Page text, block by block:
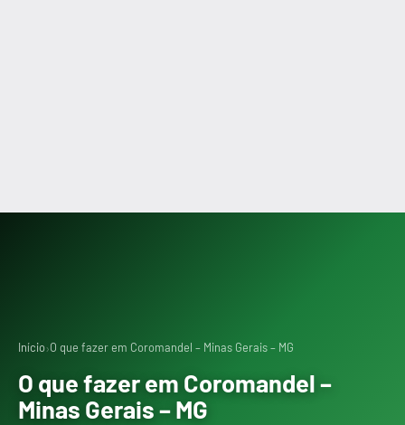
Início›O que fazer em Coromandel – Minas Gerais – MG
O que fazer em Coromandel –
Minas Gerais – MG